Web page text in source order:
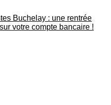
Buchelay : une rentrée
votre compte bancaire !